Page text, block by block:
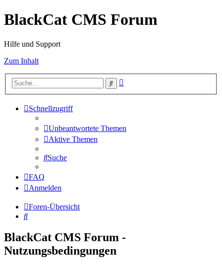
BlackCat CMS Forum
Hilfe und Support
Zum Inhalt
Suche
Schnellzugriff
Unbeantwortete Themen
Aktive Themen
Suche
FAQ
Anmelden
Foren-Übersicht
Suche
BlackCat CMS Forum -
Nutzungsbedingungen